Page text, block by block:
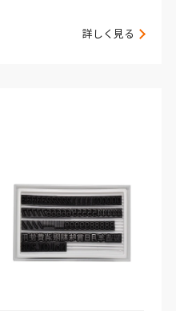
詳しく見る